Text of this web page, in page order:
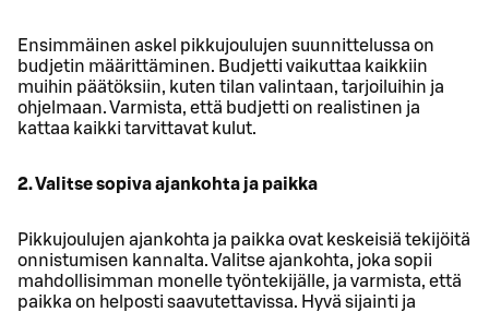
Ensimmäinen askel pikkujoulujen suunnittelussa on
budjetin määrittäminen. Budjetti vaikuttaa kaikkiin
muihin päätöksiin, kuten tilan valintaan, tarjoiluihin ja
ohjelmaan. Varmista, että budjetti on realistinen ja
kattaa kaikki tarvittavat kulut.
2. Valitse sopiva ajankohta ja paikka
Pikkujoulujen ajankohta ja paikka ovat keskeisiä tekijöitä
onnistumisen kannalta. Valitse ajankohta, joka sopii
mahdollisimman monelle työntekijälle, ja varmista, että
paikka on helposti saavutettavissa. Hyvä sijainti ja